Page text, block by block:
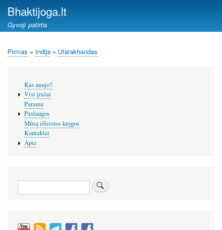
Bhaktijoga.lt
Gyvoji patirtis
Kelias
Pirmas Indija Utarakhandas
meniu
Kas naujo?
Visi įrašai
Parama
Paslaugos
Mūsų išleistos knygos
Kontaktai
Apie
Paieška